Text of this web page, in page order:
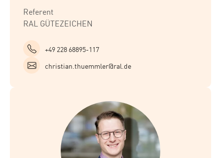
Referent
RAL GÜTEZEICHEN
+49 228 68895-117
christian.thuemmler@ral.de